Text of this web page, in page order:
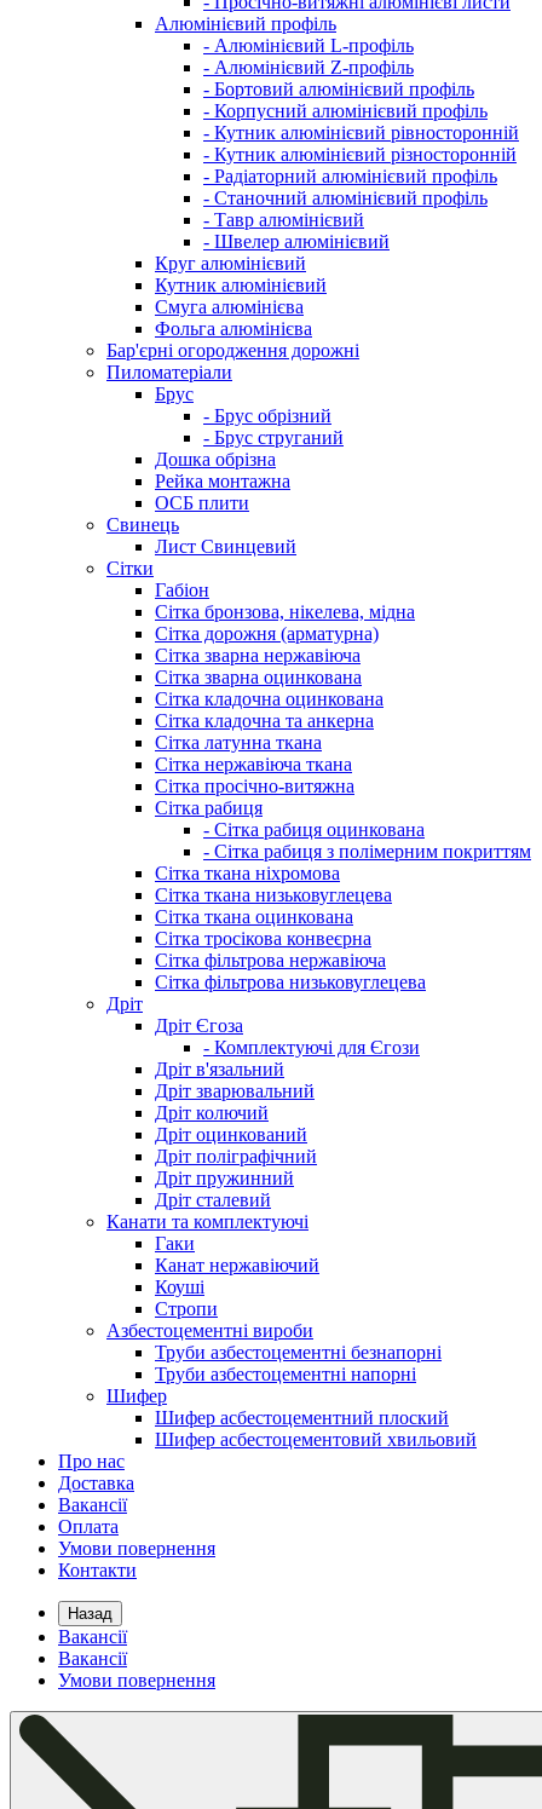
Алюмінієвий профіль
- Алюмінієвий L-профіль
- Алюмінієвий Z-профіль
- Бортовий алюмінієвий профіль
- Корпусний алюмінієвий профіль
- Кутник алюмінієвий рівносторонній
- Кутник алюмінієвий різносторонній
- Радіаторний алюмінієвий профіль
- Станочний алюмінієвий профіль
- Тавр алюмінієвий
- Швелер алюмінієвий
Круг алюмінієвий
Кутник алюмінієвий
Смуга алюмінієва
Фольга алюмінієва
Бар'єрні огородження дорожні
Пиломатеріали
Брус
- Брус обрізний
- Брус струганий
Дошка обрізна
Рейка монтажна
ОСБ плити
Cвинець
Лист Свинцевий
Сітки
Габіон
Сітка бронзова, нікелева, мідна
Сітка дорожня (арматурна)
Сітка зварна нержавіюча
Сітка зварна оцинкована
Сітка кладочна оцинкована
Сітка кладочна та анкерна
Сітка латунна ткана
Сітка нержавіюча ткана
Сітка просічно-витяжна
Сітка рабиця
- Сітка рабиця оцинкована
- Сітка рабиця з полімерним покриттям
Сітка ткана ніхромова
Сітка ткана низьковуглецева
Сітка ткана оцинкована
Сітка тросікова конвеєрна
Сітка фільтрова нержавіюча
Сітка фільтрова низьковуглецева
Дріт
Дріт Єгоза
- Комплектуючі для Єгози
Дріт в'язальний
Дріт зварювальний
Дріт колючий
Дріт оцинкований
Дріт поліграфічний
Дріт пружинний
Дріт сталевий
Канати та комплектуючі
Гаки
Канат нержавіючий
Коуші
Стропи
Азбестоцементні вироби
Труби азбестоцементні безнапорні
Труби азбестоцементні напорні
Шифер
Шифер асбестоцементний плоский
Шифер асбестоцементовий хвильовий
Про нас
Доставка
Вакансії
Оплата
Умови повернення
Контакти
Назад
Вакансії
Вакансії
Умови повернення